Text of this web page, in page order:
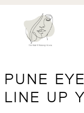
PUNE
LINE UP